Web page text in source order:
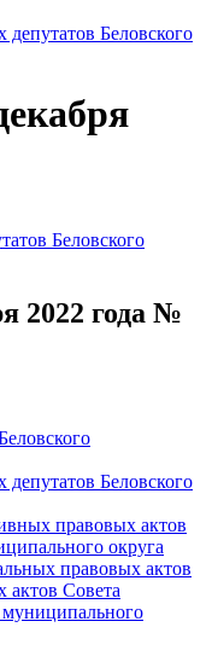
Беловского
Беловского
2022 года №
Беловского
правовых актов
округа
правовых актов
Совета
муниципального